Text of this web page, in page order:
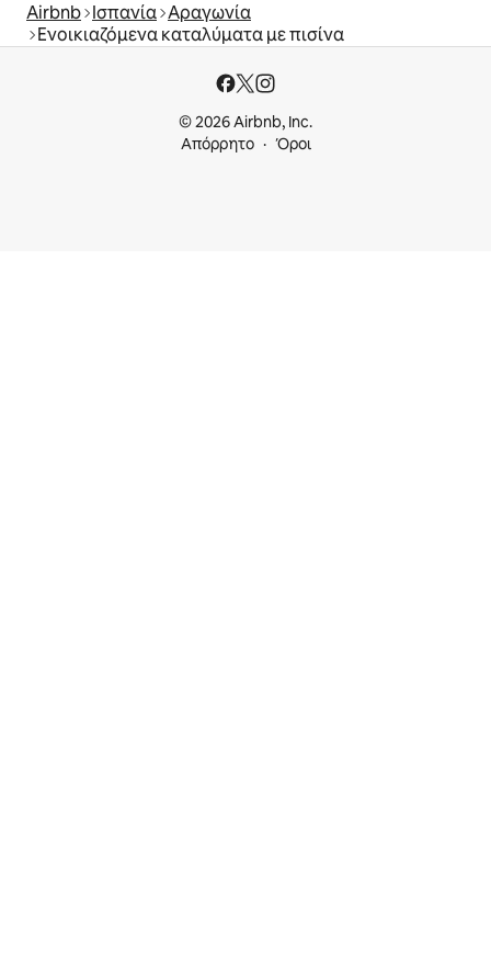
Airbnb Ισπανία Αραγωνία
Ενοικιαζόμενα καταλύματα με πισίνα
© 2026 Airbnb, Inc.
Απόρρητο
Όροι